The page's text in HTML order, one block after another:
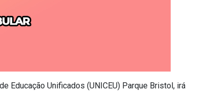
Educação Unificados (UNICEU) Parque Bristol, irá